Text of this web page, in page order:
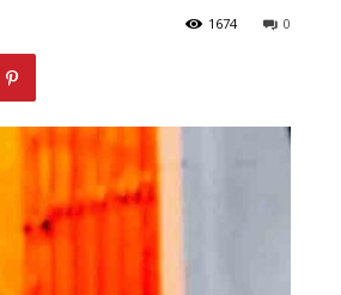
0
1674